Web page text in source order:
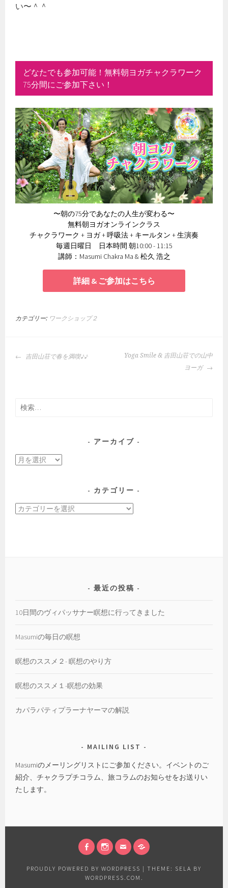
い〜＾＾
どなたでも参加可能！無料朝ヨガチャクラワーク
75分間にご参加下さい！
〜朝の75分であなたの人生が変わる〜
無料朝ヨガオンラインクラス
チャクラワーク + ヨガ + 呼吸法 + キールタン + 生演奏
毎週日曜日 日本時間 朝10:00 - 11:15
講師：Masumi Chakra Ma & 松久 浩之
詳細 & ご参加はこちら
カテゴリー: ワークショップ２
投
ゲ
ー
ン
吉田山荘で春を満喫♪♪
Yoga Smile & 吉田山荘での山中
ヨーガ
検
アーカイブ
ア
ブ
カテゴリー
カ
最近の投稿
10日間のヴィパッサナー瞑想に行ってきました
Masumiの毎日の瞑想
瞑想のススメ２- 瞑想のやり方
瞑想のススメ１-瞑想の効果
カパラパティプラーナヤーマの解説
MAILING LIST
Masumiのメーリングリストにご参加ください。イベントのご
紹介、チャクラプチコラム、旅コラムのお知らせをお送りい
たします。
社
PROUDLY POWERED BY WORDPRESS | THEME: SELA BY
WORDPRESS.COM .